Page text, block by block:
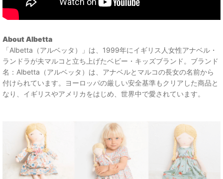
About Albetta
「Albetta（アルベッタ）」は、1999年にイギリス人女性アナベル・
ランドラが夫マルコと立ち上げたベビー・キッズブランド。ブランド
名：Albetta（アルベッタ）は、アナベルとマルコの長女の名前から
付けられています。ヨーロッパの厳しい安全基準もクリアした商品と
なり、イギリスやアメリカをはじめ、世界中で愛されています。